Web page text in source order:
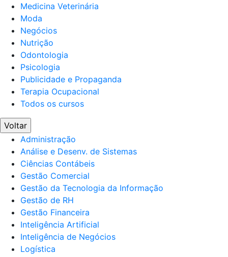
Medicina Veterinária
Moda
Negócios
Nutrição
Odontologia
Psicologia
Publicidade e Propaganda
Terapia Ocupacional
Todos os cursos
Voltar
Administração
Análise e Desenv. de Sistemas
Ciências Contábeis
Gestão Comercial
Gestão da Tecnologia da Informação
Gestão de RH
Gestão Financeira
Inteligência Artificial
Inteligência de Negócios
Logística